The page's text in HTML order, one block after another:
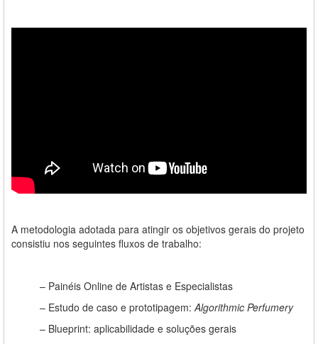
A metodologia adotada para atingir os objetivos gerais do projeto
consistiu nos seguintes fluxos de trabalho:
– Painéis Online de Artistas e Especialistas
– Estudo de caso e prototipagem: Algorithmic Perfumery
– Blueprint: aplicabilidade e soluções gerais